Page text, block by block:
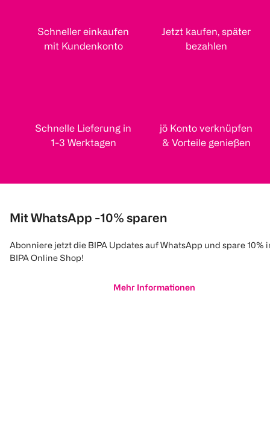
Schneller einkaufen
mit Kundenkonto
Jetzt kaufen, später
bezahlen
Schnelle Lieferung in
1-3 Werktagen
jö Konto verknüpfen
& Vorteile genießen
Mit WhatsApp -10% sparen
Abonniere jetzt die BIPA Updates auf WhatsApp und spare 10%
BIPA Online Shop!
Mehr Informationen